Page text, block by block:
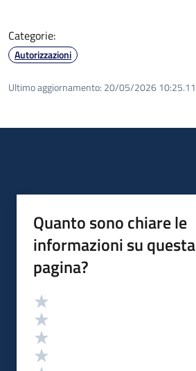
Categorie:
Autorizzazioni
Ultimo aggiornamento: 20/05/2026 10:25.11
Quanto sono chiare le
informazioni su questa
pagina?
Valutazione